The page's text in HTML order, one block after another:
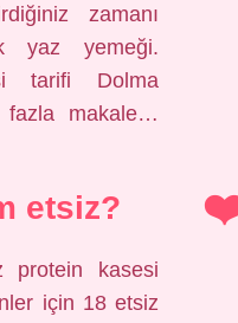
zamanı
yaz yemeği.
tarifi Dolma
fazla makale…
etsiz?
protein kasesi
için 18 etsiz